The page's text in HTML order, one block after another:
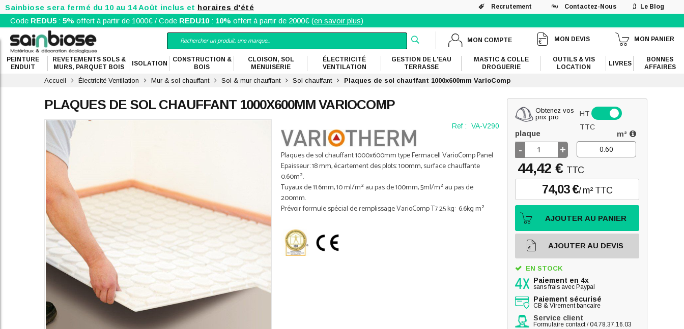
Sainbiose sera fermé du 10 au 14 Août inclus et horaires d'été Recrutement Contactez-Nous Le Blog
Code REDU5 :5% offert à partir de 1000€ / Code REDU10: 10% offert à partir de 2000€ (en savoir plus)
MON COMPTE MON DEVIS MON PANIER
PEINTURE
ENDUIT
REVETEMENTS SOLS &
MURS, PARQUET BOIS
ISOLATION
CONSTRUCTION &
BOIS
CLOISON, SOL
MENUISERIE
ÉLECTRICITÉ
VENTILATION
GESTION DE L'EAU
TERRASSE
MASTIC & COLLE
DROGUERIE
OUTILS & VIS
LOCATION
LIVRES
BONNES
AFFAIRES
Accueil Électricité Ventilation Mur & sol chauffant Sol & mur chauffant Sol chauffant Plaques de sol chauffant 1000x600mm VarioComp
PLAQUES DE SOL CHAUFFANT 1000X600MM VARIOCOMP
Ref : VA-V290
Plaques de sol chauffant 1000x600mm type Fermacell VarioComp Panel
Epaisseur: 18 mm, écartement des plots: 100mm, surface chauffante
0.60m².
Tuyaux de 11.6mm, 10 ml/m² au pas de 100mm, 5ml/m² au pas de
200mm.
Prévoir formule spécial de remplissage VarioComp T7 25 kg: 6.6kg m²
Skip
to
the
end
gallery
Obtenez vos
prix pro
HT
TTC
plaque
- +
m²
44,42 € TTC
74,03 €/ m² TTC
AJOUTER AU PANIER
AJOUTER AU DEVIS
EN STOCK
Paiement en 4x
sans frais avec Paypal
Paiement sécurisé
CB & Virement bancaire
Service client
Formulaire contact/04.78.37.16.03